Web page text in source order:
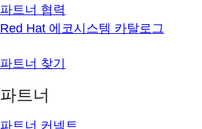
파트너 협력
Red Hat 에코시스템 카탈로그
파트너 찾기
파트너
파트너 커넥트